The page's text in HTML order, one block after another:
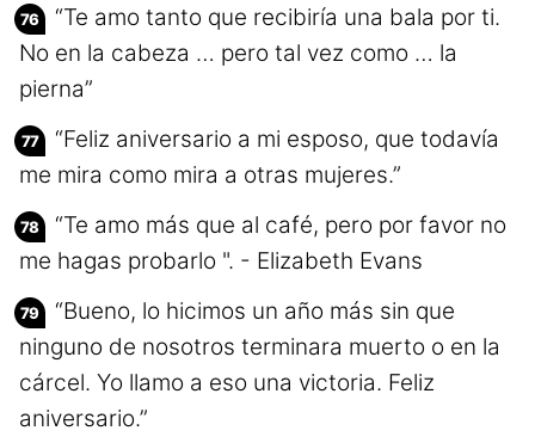
“Te amo tanto que recibiría una bala por ti.
No en la cabeza … pero tal vez como … la
pierna”
“Feliz aniversario a mi esposo, que todavía
me mira como mira a otras mujeres.”
“Te amo más que al café, pero por favor no
me hagas probarlo ". - Elizabeth Evans
“Bueno, lo hicimos un año más sin que
ninguno de nosotros terminara muerto o en la
cárcel. Yo llamo a eso una victoria. Feliz
aniversario.”